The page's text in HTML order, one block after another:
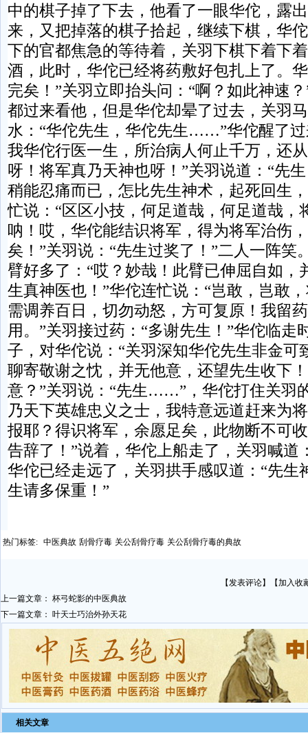
中的棋子掉了下去，他看了一眼华佗，露
来，又把掉落的棋子拾起，继续下棋，华
下的官都焦急的等待着，关羽下棋下着下
酒，此时，华佗已经将药敷好包扎上了。
完矣！”关羽立即抬头问：“啊？如此神速
都过来看他，但是华佗却晕了过去，关羽
水：“华佗先生，华佗先生……”华佗醒了过
我华佗行医一生，所治病人何止千万，还
呀！将军真乃天神也呀！”关羽说道：“先
稍能忍痛而已，怎比先生神术，起死回生
忙说：“区区小技，何足道哉，何足道哉，
呐！哎，华佗能结识将军，得为将军治伤
矣！”关羽说：“先生过奖了！”二人一阵笑
臂好多了：“哎？妙哉！此臂已伸屈自如，
生真神医也！”华佗连忙说：“岂敢，岂敢
需调养百日，切勿动怒，方可复原！我留
用。”关羽接过药：“多谢先生！”华佗临走
子，对华佗说：“关羽深知华佗先生非金可
聊寄敬谢之忱，并无他意，还望先生收下
意？”关羽说：“先生……”，华佗打住关羽
乃天下英雄忠义之士，我特意远道赶来为
报耶？得识将军，余愿足矣，此物断不可
告辞了！”说着，华佗上船走了，关羽喊
华佗已经走远了，关羽拱手感叹道：“先生
生请多保重！”
热门标签: 中医典故 刮骨疗毒 关公刮骨疗毒 关公刮骨疗毒的典故
【发表评论】【加入收
上一篇文章： 杯弓蛇影的中医典故
下一篇文章： 叶天士巧治外孙天花
相关文章